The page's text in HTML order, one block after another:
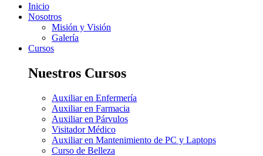
Inicio
Nosotros
Misión y Visión
Galería
Cursos
Nuestros Cursos
Auxiliar en Enfermería
Auxiliar en Farmacia
Auxiliar en Párvulos
Visitador Médico
Auxiliar en Mantenimiento de PC y Laptops
Curso de Belleza